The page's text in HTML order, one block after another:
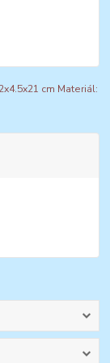
cm Materiál: